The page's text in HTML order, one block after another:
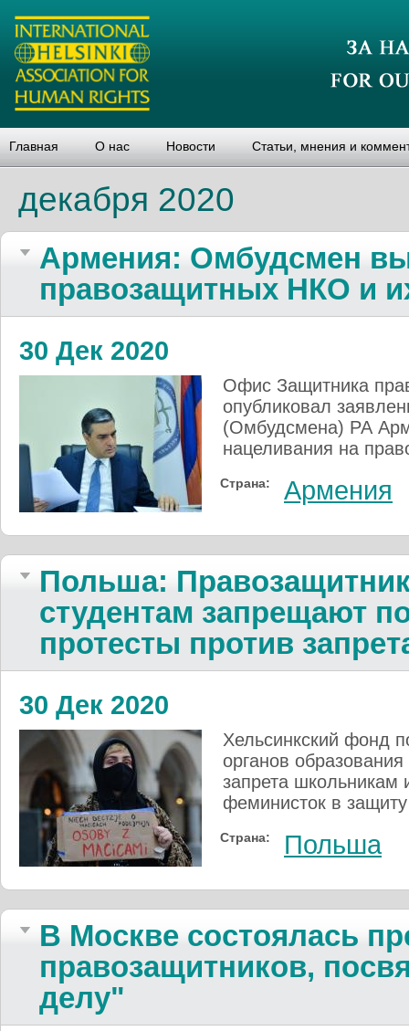
Главная О нас Новости Статьи, мнения и
декабря 2020
Армения: Омбудсмен
правозащитных НКО и
30 Дек 2020
Офис Защитника
опубликовал
(Омбудсмена) РА
нацеливания на
Страна: Армения
Польша:
студентам запрещают
протесты против
30 Дек 2020
Хельсинкский фонд
органов
запрета школьникам
феминисток в
Страна: Польша
В Москве состоялась
правозащитников,
делу"